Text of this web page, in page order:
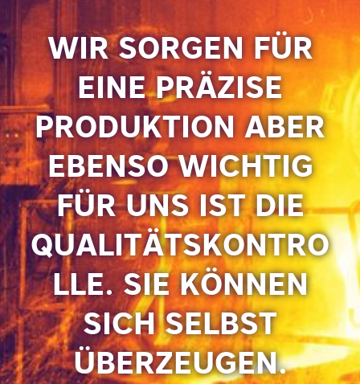
WIR SORGEN FÜR
EINE PRÄZISE
PRODUKTION ABER
EBENSO WICHTIG
FÜR UNS IST DIE
QUALITÄTSKONTRO
LLE. SIE KÖNNEN
SICH SELBST
ÜBERZEUGEN.